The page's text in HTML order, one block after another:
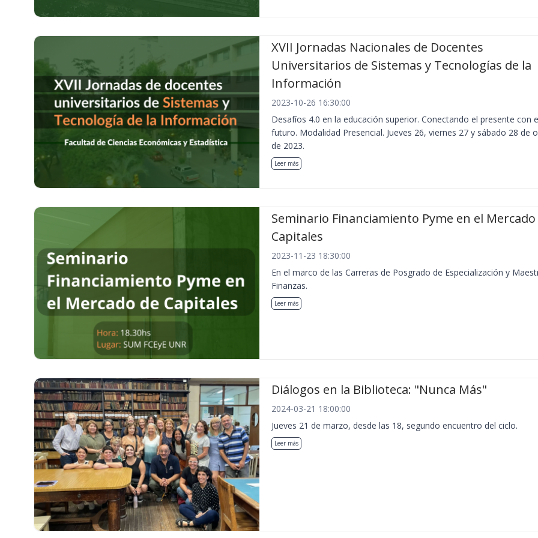
XVII Jornadas Nacionales de Docentes
Universitarios de Sistemas y Tecnologías de la
Información
2023-10-26 16:30:00
Desafíos 4.0 en la educación superior. Conectando el presente con
futuro. Modalidad Presencial. Jueves 26, viernes 27 y sábado 28 de
de 2023.
Leer más
Seminario Financiamiento Pyme en el Mercado
Capitales
2023-11-23 18:30:00
En el marco de las Carreras de Posgrado de Especialización y
Finanzas.
Leer más
Diálogos en la Biblioteca: "Nunca Más"
2024-03-21 18:00:00
Jueves 21 de marzo, desde las 18, segundo encuentro del ciclo.
Leer más